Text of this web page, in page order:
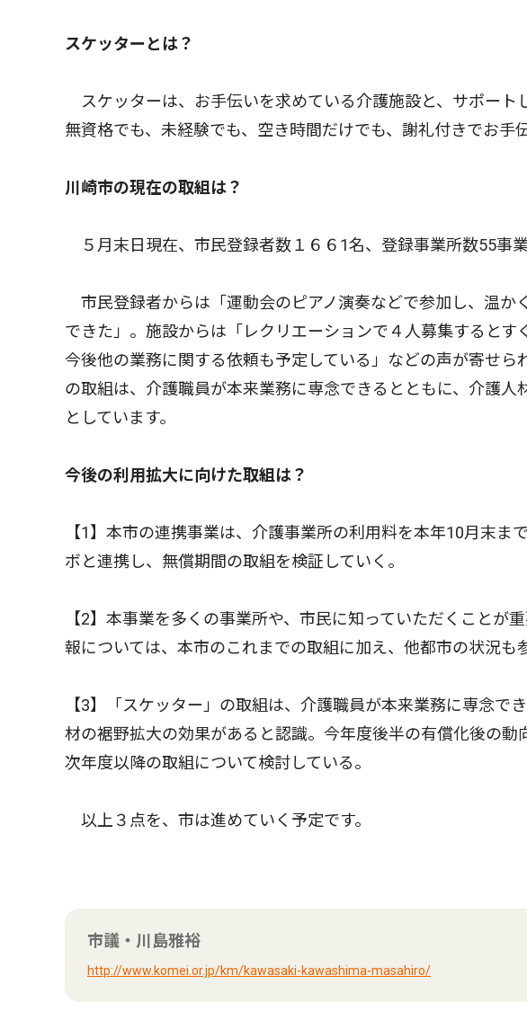
スケッターとは？
スケッターは、お手伝いを求めている介護施設と、サポート
無資格でも、未経験でも、空き時間だけでも、謝礼付きでお手
川崎市の現在の取組は？
５月末日現在、市民登録者数１６６1名、登録事業所数55事
市民登録者からは「運動会のピアノ演奏などで参加し、温か
できた」。施設からは「レクリエーションで４人募集するとす
今後他の業務に関する依頼も予定している」などの声が寄せら
の取組は、介護職員が本来業務に専念できるとともに、介護人
としています。
今後の利用拡大に向けた取組は？
【1】本市の連携事業は、介護事業所の利用料を本年10月末ま
ボと連携し、無償期間の取組を検証していく。
【2】本事業を多くの事業所や、市民に知っていただくことが
報については、本市のこれまでの取組に加え、他都市の状況も
【3】「スケッター」の取組は、介護職員が本来業務に専念で
材の裾野拡大の効果があると認識。今年度後半の有償化後の動
次年度以降の取組について検討している。
以上３点を、市は進めていく予定です。
市議・川島雅裕
http://www.komei.or.jp/km/kawasaki-kawashima-masahiro/